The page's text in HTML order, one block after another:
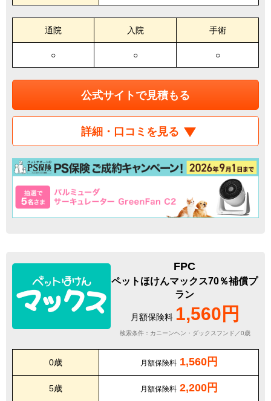
通院 入院 手術
○ ○ ○
公式サイトで見積もる
詳細・口コミを見る
FPC
ペットほけんマックス70％補償プ
ラン
月額保険料 1,560円
検索条件：カニーンヘン・ダックスフンド／0歳
0歳 月額保険料 1,560円
5歳 月額保険料 2,200円